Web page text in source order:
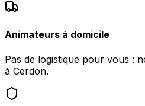
Animateurs à domicile
Pas de logistique pour vous :
à Cerdon.